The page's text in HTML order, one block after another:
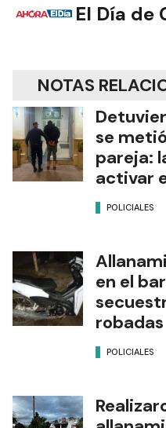
El Día de
NOTAS
se
pareja:
activar
POLICIALES
en el
robadas
POLICIALES